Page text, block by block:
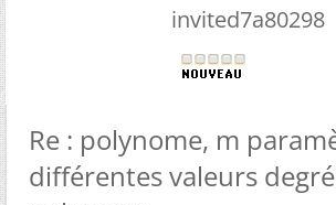
invited7a80298
Re : polynome, m
différentes valeurs